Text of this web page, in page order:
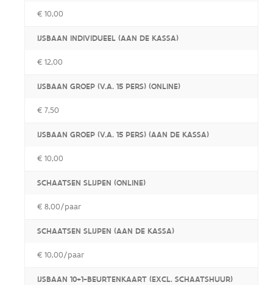
€ 10,00
IJSBAAN INDIVIDUEEL (AAN DE KASSA)
€ 12,00
IJSBAAN GROEP (V.A. 15 PERS) (ONLINE)
€ 7,50
IJSBAAN GROEP (V.A. 15 PERS) (AAN DE KASSA)
€ 10,00
SCHAATSEN SLIJPEN (ONLINE)
€ 8,00/paar
SCHAATSEN SLIJPEN (AAN DE KASSA)
€ 10,00/paar
IJSBAAN 10+1-BEURTENKAART (EXCL. SCHAATSHUUR)